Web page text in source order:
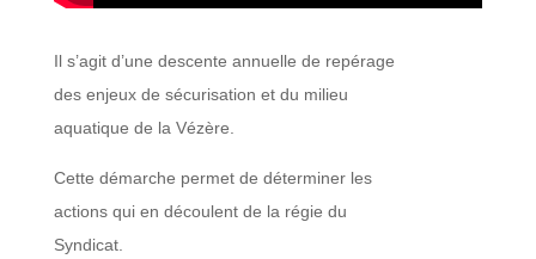
Il s’agit d’une descente annuelle de repérage
des enjeux de sécurisation et du milieu
aquatique de la Vézère.
Cette démarche permet de déterminer les
actions qui en découlent de la régie du
Syndicat.